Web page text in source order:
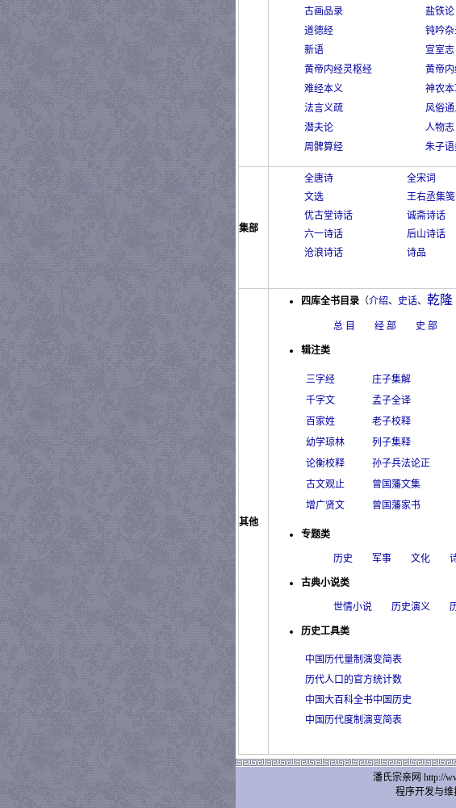
古画品录
盐铁论
道德经
钝吟
新语
宣室志
黄帝内经灵枢经
黄帝内
难经本义
神农
法言义疏
风俗
潜夫论
人物志
周髀算经
朱子
集部
全唐诗 全宋词
文选
王右丞集
优古堂诗话
诚斋诗话
六一诗话
后山诗话
沧浪诗话
诗品
其他
四库全书目录 （介绍、 史话、 乾隆
总 目 经 部 史 部
辑注类
三字经 庄子集解
千字文
孟子全译
百家姓
老子校释
幼学琼林
列子集释
论衡校释
孙子兵法论正
古文观止
曾国藩文集
增广贤文
曾国藩家书
专题类
历史 军事 文化
古典小说类
世情小说 历史演义
历史工具类
中国历代量制演变简表
历代人口的官方统计数
中国大百科全书中国历史
中国历代度制演变简表
潘氏宗亲网 http://
程序开发与